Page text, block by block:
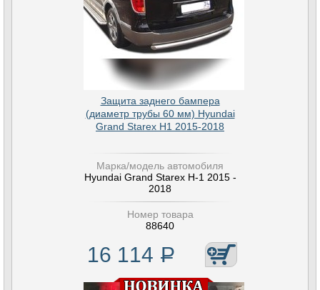
Защита заднего бампера
(диаметр трубы 60 мм) Hyundai
Grand Starex H1 2015-2018
Марка/модель автомобиля
Hyundai Grand Starex H-1 2015 -
2018
Номер товара
88640
16 114 Р